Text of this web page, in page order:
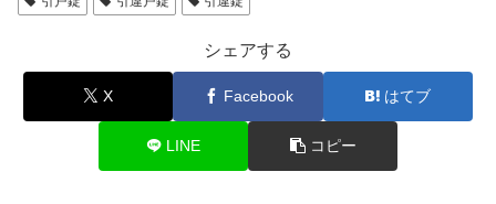
シェアする
X Facebook はてブ
LINE コピー